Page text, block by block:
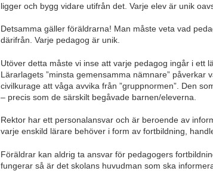
ligger och bygg vidare utifrån det. Varje elev är unik
Detsamma gäller föräldrarna! Man måste veta vad
därifrån. Varje pedagog är unik.
Utöver detta måste vi inse att varje pedagog ingår i ett
Lärarlagets ”minsta gemensamma nämnare” påverkar
civilkurage att våga avvika från ”gruppnormen”. Den
– precis som de särskilt begåvade barnen/eleverna.
Rektor har ett personalansvar och är beroende av
varje enskild lärare behöver i form av fortbildning,
Föräldrar kan aldrig ta ansvar för pedagogers
fungerar så är det skolans huvudman som ska